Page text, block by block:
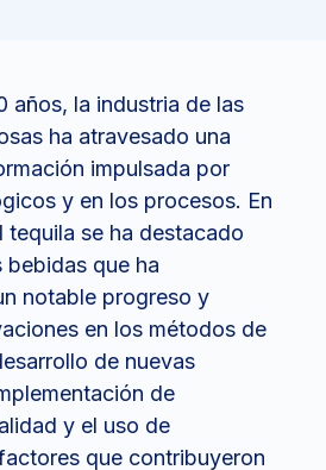
años, la industria de las
ha atravesado una
impulsada por
y en los procesos. En
tequila se ha destacado
bebidas que ha
notable progreso y
en los métodos de
de nuevas
de
y el uso de
que contribuyeron